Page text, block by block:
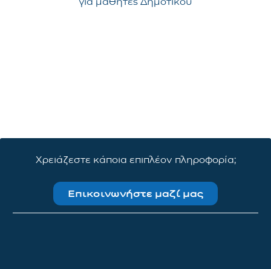
Χρειάζεστε κάποια επιπλέον πληροφορία;
Επικοινωνήστε μαζί μας